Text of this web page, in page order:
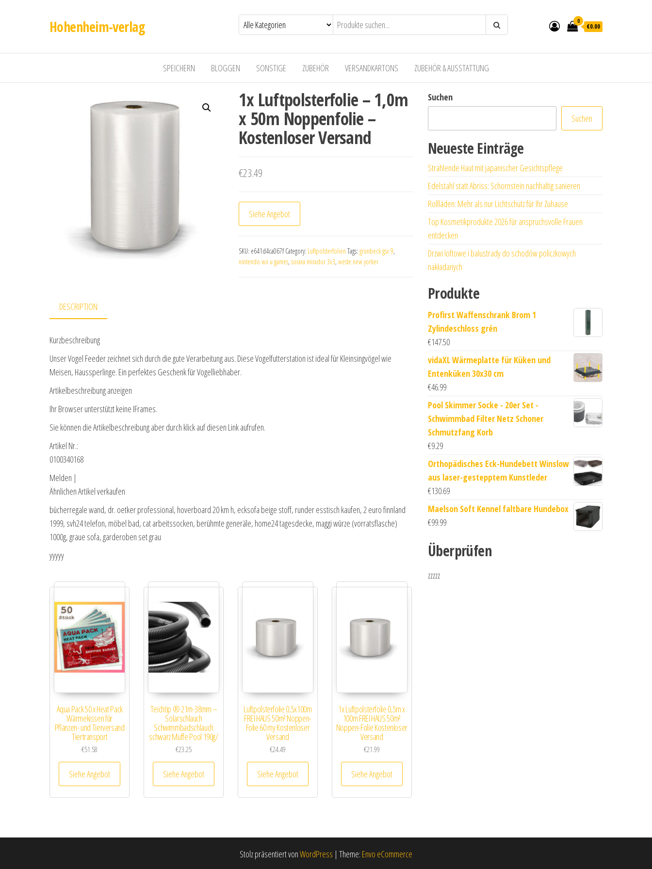
Hohenheim-verlag 0
€0.00
SPEICHERN BLOGGEN SONSTIGE ZUBEHÖR VERSANDKARTONS ZUBEHÖR & AUSSTATTUNG
1x Luftpolsterfolie – 1,0m
x 50m Noppenfolie –
Kostenloser Versand
€23.49
Siehe Angebot
SKU: e641d4ca067f Category: Luftpolsterfolien Tags: grünbeck gsx 9,
nintendo wii u games, sorara mirador 3x3, weste new yorker
DESCRIPTION
Kurzbeschreibung
Unser Vogel Feeder zeichnet sich durch die gute Verarbeitung aus. Diese Vogelfutterstation ist ideal für Kleinsingvögel wie
Meisen, Haussperlinge. Ein perfektes Geschenk für Vogelliebhaber.
Artikelbeschreibung anzeigen
Ihr Browser unterstützt keine IFrames.
Sie können die Artikelbeschreibung aber durch klick auf diesen Link aufrufen.
Artikel Nr.:
0100340168
Melden |
Ähnlichen Artikel verkaufen
bücherregale wand, dr. oetker professional, hoverboard 20 km h, ecksofa beige stoff, runder esstisch kaufen, 2 euro finnland
1999, svh24 telefon, möbel bad, cat arbeitssocken, berühmte generäle, home24 tagesdecke, maggi würze (vorratsflasche)
1000g, graue sofa, garderoben set grau
yyyyy
Aqua Pack 50 x Heat Pack
Wärmekissen für
Pflanzen- und Tierversand
Tiertransport
€51.58
Siehe Angebot
Teichtip ® 21m-38mm –
Solarschlauch
Schwimmbadschlauch
schwarz Muffe Pool 190g/
m
€23.25
Siehe Angebot
Luftpolsterfolie 0,5x100m
FREI HAUS 50m² Noppen-
Folie 60 my Kostenloser
Versand
€24.49
Siehe Angebot
1x Luftpolsterfolie 0,5m x
100m FREI HAUS 50m²
Noppen-Folie Kostenloser
Versand
€21.99
Siehe Angebot
Suchen
Suchen
Neueste Einträge
Strahlende Haut mit japanischer Gesichtspflege
Edelstahl statt Abriss: Schornstein nachhaltig sanieren
Rollläden: Mehr als nur Lichtschutz für Ihr Zuhause
Top Kosmetikprodukte 2026 für anspruchsvolle Frauen
entdecken
Drzwi loftowe i balustrady do schodów policzkowych
nakładanych
Produkte
Profirst Waffenschrank Brom 1
Zylindeschloss grén
€147.50
vidaXL Wärmeplatte für Küken und
Entenküken 30x30 cm
€46.99
Pool Skimmer Socke - 20er Set -
Schwimmbad Filter Netz Schoner
Schmutzfang Korb
€9.29
Orthopädisches Eck-Hundebett Winslow
aus laser-gestepptem Kunstleder
€130.69
Maelson Soft Kennel faltbare Hundebox
€99.99
Überprüfen
zzzzz
Stolz präsentiert vonWordPress | Theme: Envo eCommerce